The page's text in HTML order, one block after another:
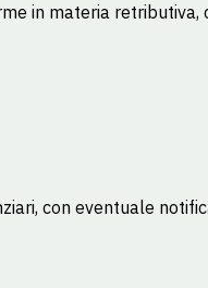
in materia retributiva,
con eventuale